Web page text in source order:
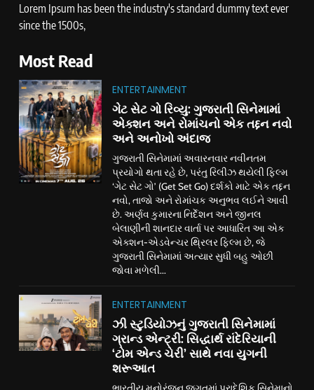
Lorem Ipsum has been the industry's standard dummy text ever
since the 1500s,
Most Read
ENTERTAINMENT
ગેટ સેટ ગો રિવ્યુ: ગુજરાતી સિનેમામાં
એક્શન અને રોમાંચનો એક તદ્દન નવો
અને અનોખો અંદાજ
ગુજરાતી સિનેમામાં અવારનવાર નવીનતમ
પ્રયોગો થતા રહે છે, પરંતુ રિલીઝ થયેલી ફિલ્મ
‘ગેટ સેટ ગો’ (Get Set Go) દર્શકો માટે એક તદ્દન
નવો, તાજો અને રોમાંચક અનુભવ લઈને આવી
છે. અર્ણવ કુમારના નિર્દેશન અને જીનલ
બેલાણીની શાનદાર વાર્તા પર આધારિત આ એક
એક્શન-એડવેન્ચર થ્રિલર ફિલ્મ છે, જે
ગુજરાતી સિનેમામાં અત્યાર સુધી બહુ ઓછી
જોવા મળેલી...
ENTERTAINMENT
ઝી સ્ટુડિયોઝનું ગુજરાતી સિનેમામાં
ગ્રાન્ડ એન્ટ્રી: સિદ્ધાર્થ રાંદેરિયાની
‘ટોમ એન્ડ ચેરી’ સાથે નવા યુગની
શરૂઆત
ભારતીય મનોરંજન જગતમાં પ્રાદેશિક સિનેમાનો